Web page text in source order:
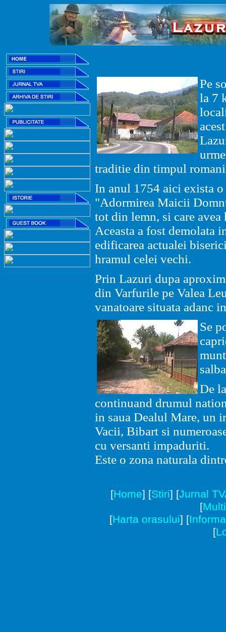
Pe
la 7
traditie din timpul
In anul 1754 aici exista
"Adormirea Maicii
tot din lemn, si care
Aceasta a fost demolata
edificarea actualei
hramul celei vechi.
Prin Lazuri dupa
din Varfurile pe Valea
vanatoare situata adanc
Se
De
continuand drumul
in saua Dealul Mare, un
Vacii, Bibart si
cu versanti impaduriti.
Este o zona naturala
[Home] [Stiri] [Jurnal
[
[Harta orasului] [
[